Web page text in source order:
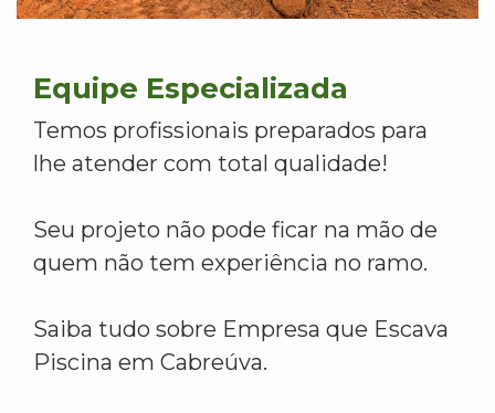
Equipe Especializada
Temos profissionais preparados para
lhe atender com total qualidade!
Seu projeto não pode ficar na mão de
quem não tem experiência no ramo.
Saiba tudo sobre Empresa que Escava
Piscina em Cabreúva.